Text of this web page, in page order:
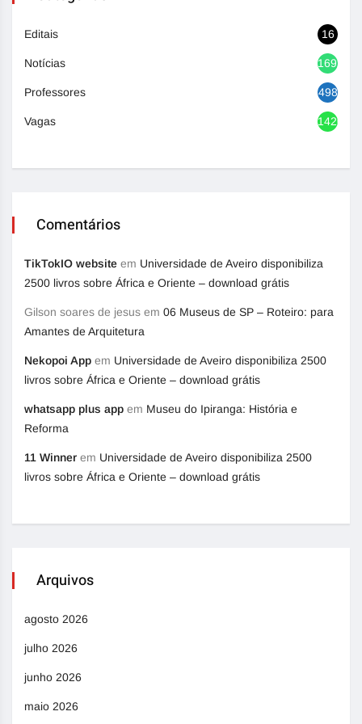
Editais 16
Notícias 1692
Professores 498
Vagas 1420
Comentários
TikTokIO website em Universidade de Aveiro disponibiliza
2500 livros sobre África e Oriente – download grátis
Gilson soares de jesus em 06 Museus de SP – Roteiro: para
Amantes de Arquitetura
Nekopoi App em Universidade de Aveiro disponibiliza 2500
livros sobre África e Oriente – download grátis
whatsapp plus app em Museu do Ipiranga: História e
Reforma
11 Winner em Universidade de Aveiro disponibiliza 2500
livros sobre África e Oriente – download grátis
Arquivos
agosto 2026
julho 2026
junho 2026
maio 2026